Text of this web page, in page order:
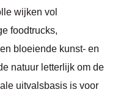
wijken vol
foodtrucks,
bloeiende kunst- en
natuur letterlijk om de
uitvalsbasis is voor